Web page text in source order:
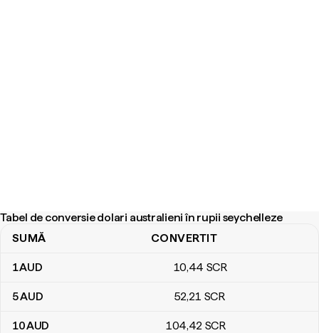
Tabel de conversie dolari australieni în rupii seychelleze
Tabel de conversie dolari australieni în rupii seychelleze
SUMĂ CONVERTIT
1AUD 10,44 SCR
5AUD 52,21 SCR
10AUD 104,42 SCR